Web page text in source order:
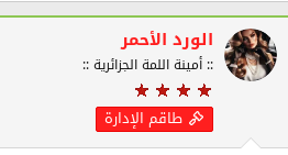
الورد الأحمر
:: أمينة اللمة الجزائرية ::
طاقم الإدارة